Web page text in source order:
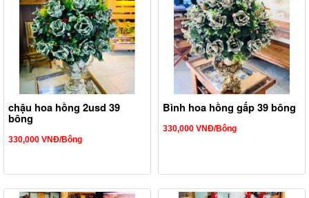
chậu hoa hồng 2usd 39
bông
330,000 VNĐ/Bông
Bình hoa hồng gấp 39 bông
330,000 VNĐ/Bông